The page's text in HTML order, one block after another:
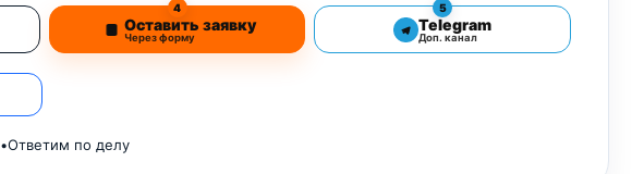
4
Оставить заявку
Через форму
5
Telegram
Доп. канал
•Ответим по делу